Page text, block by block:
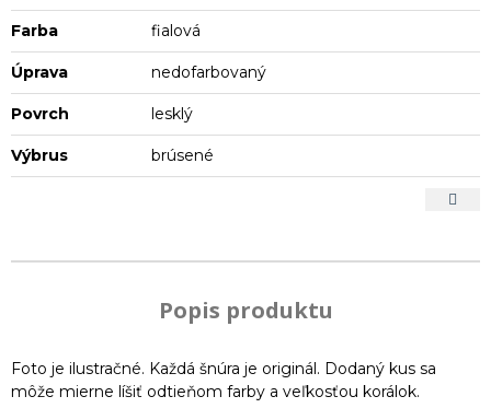
Farba fialová
Úprava nedofarbovaný
Povrch lesklý
Výbrus brúsené
Popis produktu
Foto je ilustračné. Každá šnúra je originál. Dodaný kus sa
môže mierne líšiť odtieňom farby a veľkosťou korálok.